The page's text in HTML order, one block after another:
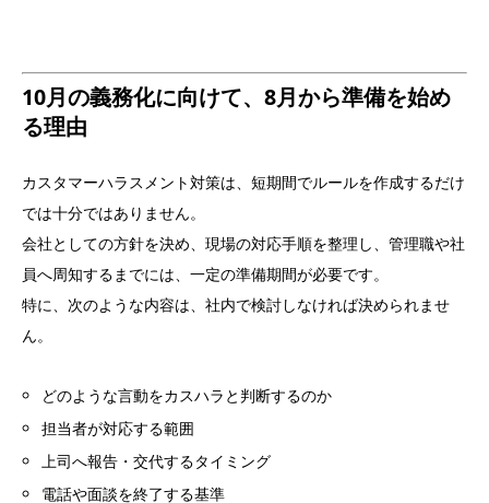
10月の義務化に向けて、8月から準備を始め
る理由
カスタマーハラスメント対策は、短期間でルールを作成するだけ
では十分ではありません。
会社としての方針を決め、現場の対応手順を整理し、管理職や社
員へ周知するまでには、一定の準備期間が必要です。
特に、次のような内容は、社内で検討しなければ決められませ
ん。
どのような言動をカスハラと判断するのか
担当者が対応する範囲
上司へ報告・交代するタイミング
電話や面談を終了する基準